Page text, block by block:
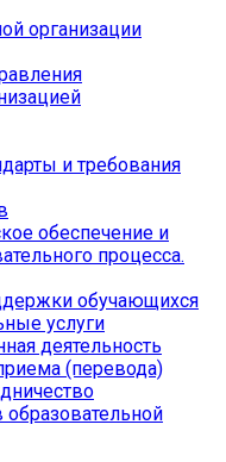
организации
и требования
обеспечение и
процесса.
обучающихся
услуги
деятельность
(перевода)
образовательной